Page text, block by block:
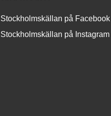
Stockholmskällan på Facebook
Stockholmskällan på Instagram